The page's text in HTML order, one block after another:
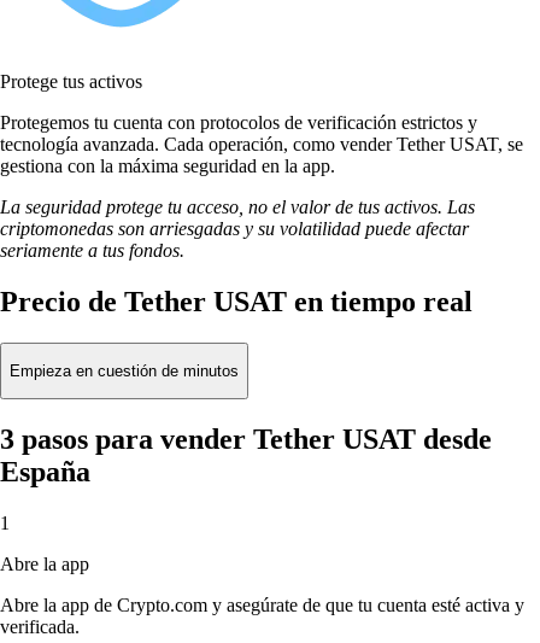
Protege tus activos
Protegemos tu cuenta con protocolos de verificación estrictos y
tecnología avanzada. Cada operación, como vender Tether USAT, se
gestiona con la máxima seguridad en la app.
La seguridad protege tu acceso, no el valor de tus activos. Las
criptomonedas son arriesgadas y su volatilidad puede afectar
seriamente a tus fondos.
Precio de Tether USAT en tiempo real
Empieza en cuestión de minutos
3 pasos para vender Tether USAT desde
España
1
Abre la app
Abre la app de Crypto.com y asegúrate de que tu cuenta esté activa y
verificada.